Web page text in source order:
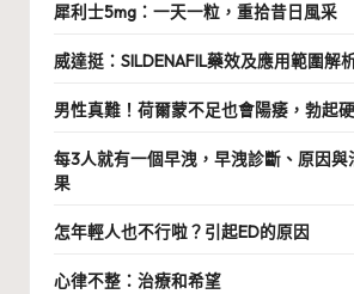
犀利士5mg：一天一粒，重拾昔日風采
威達挺：SILDENAFIL藥效及應用範圍解
男性真難！荷爾蒙不足也會陽痿，勃起
每3人就有一個早洩，早洩診斷、原因
果
怎年輕人也不行啦？引起ED的原因
心律不整：治療和希望